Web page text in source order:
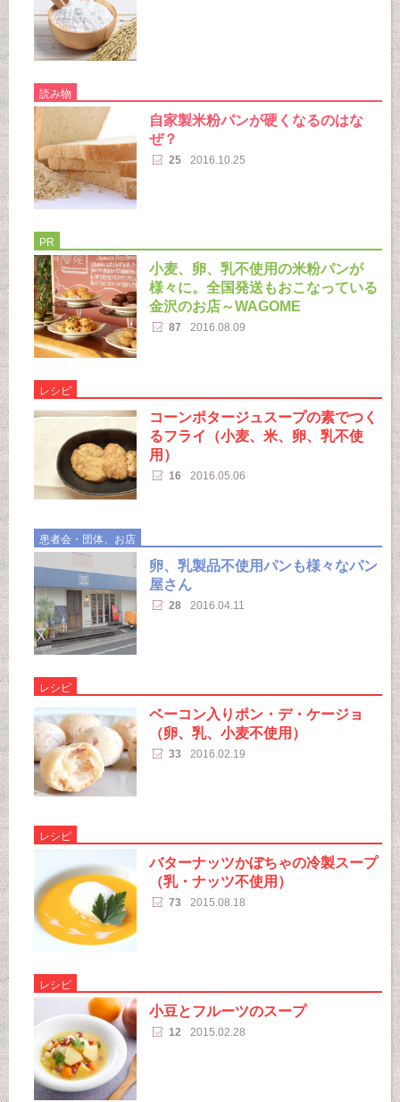
読み物
自家製米粉パンが硬くなるのはな
ぜ？
25 2016.10.25
PR
小麦、卵、乳不使用の米粉パンが
様々に。全国発送もおこなっている
金沢のお店～WAGOME
87 2016.08.09
レシピ
コーンポタージュスープの素でつく
るフライ（小麦、米、卵、乳不使
用）
16 2016.05.06
患者会・団体、お店
卵、乳製品不使用パンも様々なパン
屋さん
28 2016.04.11
レシピ
ベーコン入りポン・デ・ケージョ
（卵、乳、小麦不使用）
33 2016.02.19
レシピ
バターナッツかぼちゃの冷製スープ
（乳・ナッツ不使用）
73 2015.08.18
レシピ
小豆とフルーツのスープ
12 2015.02.28